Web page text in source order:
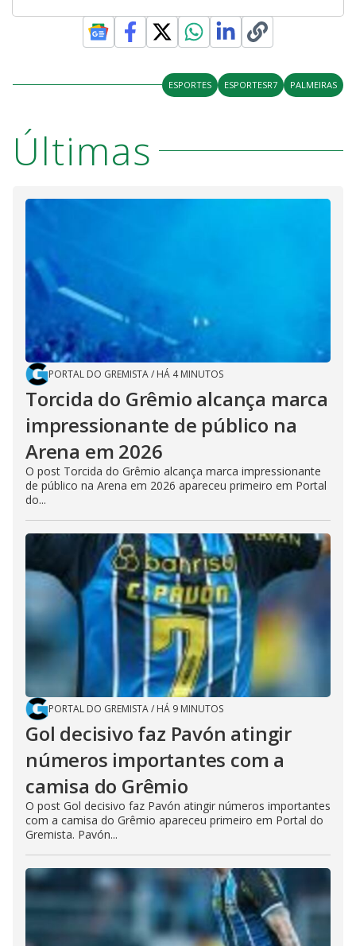
ESPORTES ESPORTESR7 PALMEIRAS
Últimas
PORTAL DO GREMISTA/ HÁ 4 MINUTOS
Torcida do Grêmio alcança marca
impressionante de público na
Arena em 2026
O post Torcida do Grêmio alcança marca impressionante
de público na Arena em 2026 apareceu primeiro em Portal
do...
PORTAL DO GREMISTA/ HÁ 9 MINUTOS
Gol decisivo faz Pavón atingir
números importantes com a
camisa do Grêmio
O post Gol decisivo faz Pavón atingir números importantes
com a camisa do Grêmio apareceu primeiro em Portal do
Gremista. Pavón...